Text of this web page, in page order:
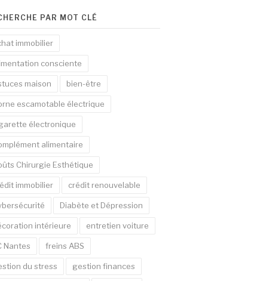
PAR MOT CLÉ
immobilier
consciente
maison bien-être
escamotable électrique
électronique
alimentaire
Chirurgie Esthétique
immobilier crédit renouvelable
Diabète et Dépression
intérieure entretien voiture
Nantes freins ABS
du stress gestion finances